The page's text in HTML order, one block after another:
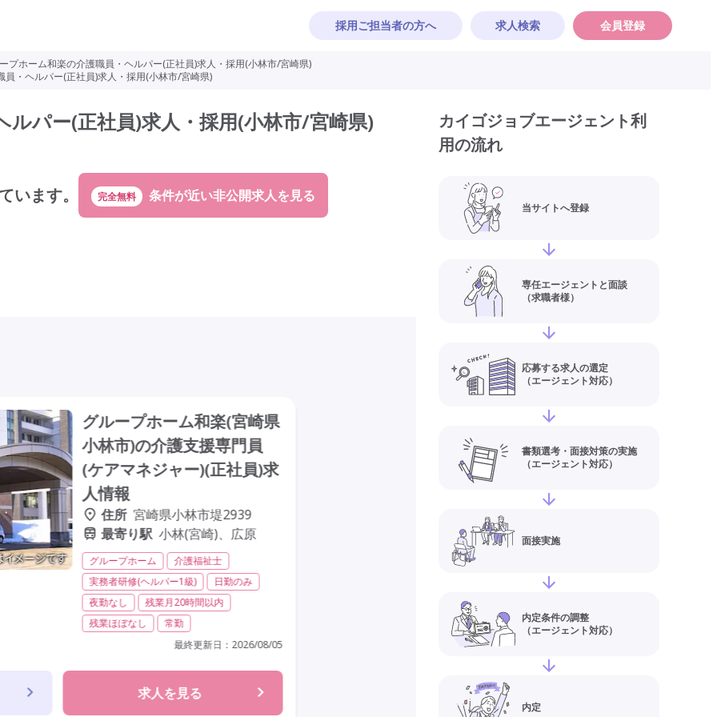
採用ご担当者の方へ 求人検索 会員登録
プホーム和楽の介護職員・ヘルパー(正社員)求人・採用(小林市/宮崎県)
員・ヘルパー(正社員)求人・採用(小林市/宮崎県)
パー(正社員)求人・採用(小林市/宮崎県)
います。 完全無料
グループホーム和楽(宮崎県
小林市)の介護支援専門員
(ケアマネジャー)(正社員)求
人情報
住所 宮崎県小林市堤2939
最寄り駅 小林(宮崎)、広原
グループホーム
介護福祉士
実務者研修(ヘルパー1級)
日勤のみ
夜勤なし
残業月20時間以内
残業ほぼなし
常勤
最終更新日： 2026/08/05
求人を見る
カイゴジョブエージェント利
用の流れ
当サイトへ登録
専任エージェントと面談
（求職者様）
応募する求人の選定
（エージェント対応）
書類選考・面接対策の実施
（エージェント対応）
面接実施
内定条件の調整
（エージェント対応）
内定